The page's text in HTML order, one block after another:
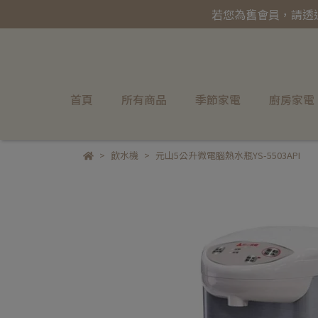
若您為舊會員，請
首頁 所有商品 季節家電 廚房家電
飲水機 元山5公升微電腦熱水瓶YS-5503API